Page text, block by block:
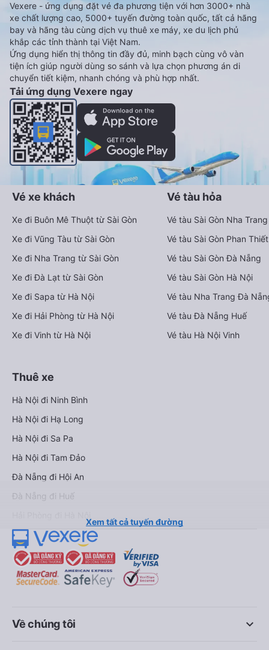
Vexere - ứng dụng đặt vé đa phương tiện với hơn 3000+ nhà
xe chất lượng cao, 5000+ tuyến đường toàn quốc, tất cả hãng
bay và hãng tàu cùng dịch vụ thuê xe máy, xe du lịch phủ
khắp các tỉnh thành tại Việt Nam.
Ứng dụng hiển thị thông tin đầy đủ, minh bạch cùng vô vàn
tiện ích giúp người dùng so sánh và lựa chọn phương án di
chuyển tiết kiệm, nhanh chóng và phù hợp nhất.
Tải ứng dụng Vexere ngay
Vé xe khách
Xe đi Buôn Mê Thuột từ Sài Gòn
Xe đi Vũng Tàu từ Sài Gòn
Xe đi Nha Trang từ Sài Gòn
Xe đi Đà Lạt từ Sài Gòn
Xe đi Sapa từ Hà Nội
Xe đi Hải Phòng từ Hà Nội
Xe đi Vinh từ Hà Nội
Vé tàu hỏa
Vé tàu Sài Gòn Nha Trang
Vé tàu Sài Gòn Phan Thiết
Vé tàu Sài Gòn Đà Nẵng
Vé tàu Sài Gòn Hà Nội
Vé tàu Nha Trang Đà
Vé tàu Đà Nẵng Huế
Vé tàu Hà Nội Vinh
Thuê xe
Hà Nội đi Ninh Bình
Hà Nội đi Hạ Long
Hà Nội đi Sa Pa
Hà Nội đi Tam Đảo
Đà Nẵng đi Hội An
Đà Nẵng đi Huế
Xem tất cả tuyến đường
keyboard_arrow_down
Về chúng tôi